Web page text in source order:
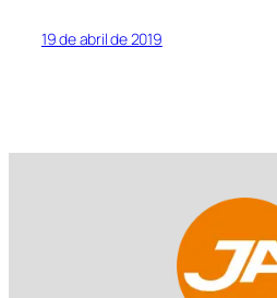
19 de abril de 2019